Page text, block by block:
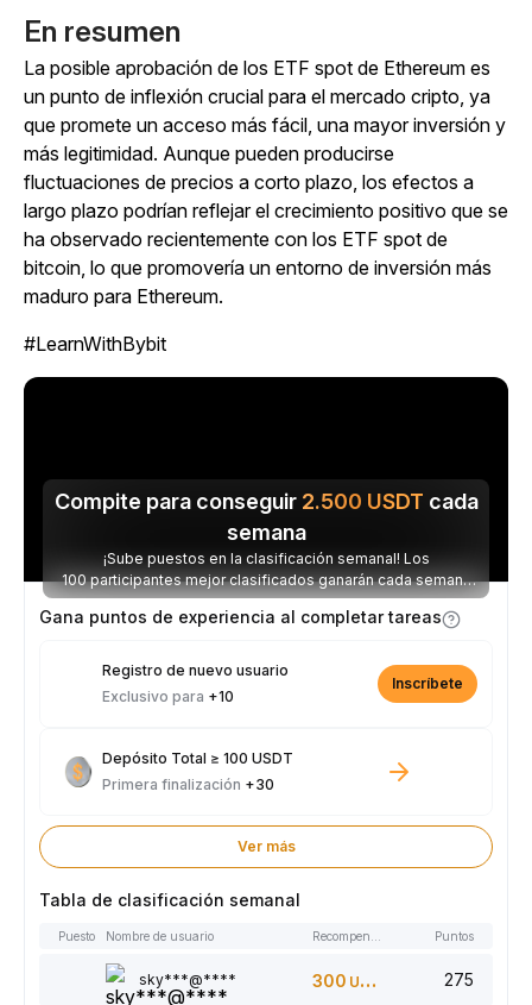
En resumen
La posible aprobación de los ETF spot de Ethereum es
un punto de inflexión crucial para el mercado cripto, ya
que promete un acceso más fácil, una mayor inversión y
más legitimidad. Aunque pueden producirse
fluctuaciones de precios a corto plazo, los efectos a
largo plazo podrían reflejar el crecimiento positivo que se
ha observado recientemente con los ETF spot de
bitcoin, lo que promovería un entorno de inversión más
maduro para Ethereum.
#LearnWithBybit
Compite para conseguir 2.500 USDT cada
semana
¡Sube puestos en la clasificación semanal! Los
100 participantes mejor clasificados ganarán cada semana
parte de los 2.500 USDT disponibles.
Gana puntos de experiencia al completar tareas
Registro de nuevo usuario
Exclusivo para +10
Inscríbete
Depósito Total ≥ 100 USDT
Primera finalización +30
Ver más
Tabla de clasificación semanal
Puesto Nombre de usuario Puntos
sky***@**** 300 USDT 275